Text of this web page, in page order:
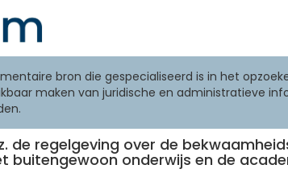
bron die gespecialiseerd is in het
maken van juridische en administratieve
de regelgeving over de
buitengewoon onderwijs en de